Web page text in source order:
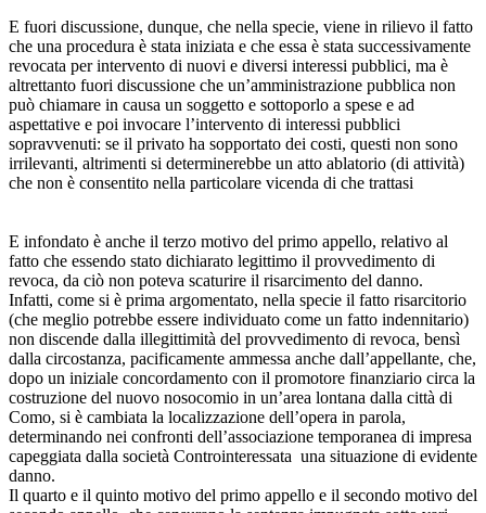
E fuori discussione, dunque, che nella specie, viene in rilievo il fatto
che una procedura è stata iniziata e che essa è stata successivamente
revocata per intervento di nuovi e diversi interessi pubblici, ma è
altrettanto fuori discussione che un’amministrazione pubblica non
può chiamare in causa un soggetto e sottoporlo a spese e ad
aspettative e poi invocare l’intervento di interessi pubblici
sopravvenuti: se il privato ha sopportato dei costi, questi non sono
irrilevanti, altrimenti si determinerebbe un atto ablatorio (di attività)
che non è consentito nella particolare vicenda di che trattasi
E infondato è anche il terzo motivo del primo appello, relativo al
fatto che essendo stato dichiarato legittimo il provvedimento di
revoca, da ciò non poteva scaturire il risarcimento del danno.
Infatti, come si è prima argomentato, nella specie il fatto risarcitorio
(che meglio potrebbe essere individuato come un fatto indennitario)
non discende dalla illegittimità del provvedimento di revoca, bensì
dalla circostanza, pacificamente ammessa anche dall’appellante, che,
dopo un iniziale concordamento con il promotore finanziario circa la
costruzione del nuovo nosocomio in un’area lontana dalla città di
Como, si è cambiata la localizzazione dell’opera in parola,
determinando nei confronti dell’associazione temporanea di impresa
capeggiata dalla società Controinteressata una situazione di evidente
danno.
Il quarto e il quinto motivo del primo appello e il secondo motivo del